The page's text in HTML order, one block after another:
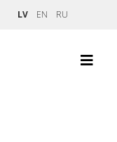
LV EN RU